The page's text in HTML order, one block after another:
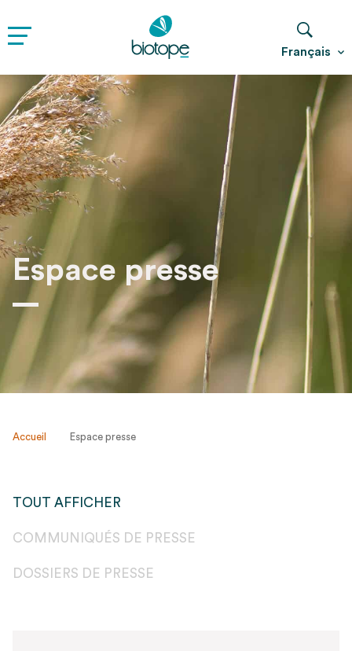
Français
Archives :
Espace presse
Accueil Espace presse
TOUT AFFICHER
COMMUNIQUÉS DE PRESSE
DOSSIERS DE PRESSE